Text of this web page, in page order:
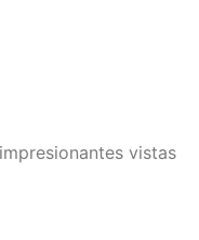
vistas